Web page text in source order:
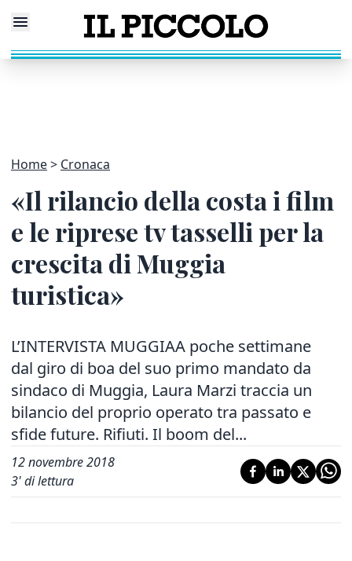
Home Cronaca
«Il rilancio della costa i film
e le riprese tv tasselli per la
crescita di Muggia
turistica»
L’INTERVISTA MUGGIAA poche settimane
dal giro di boa del suo primo mandato da
sindaco di Muggia, Laura Marzi traccia un
bilancio del proprio operato tra passato e
sfide future. Rifiuti. Il boom del...
12 novembre 2018
3' di lettura